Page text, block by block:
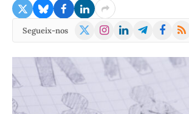
Segueix-nos
X
Instagram
LinkedInTelegramFacebook
RSS